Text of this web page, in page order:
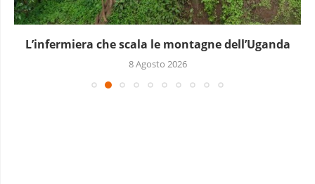
L’infermiera che scala le montagne dell’Uganda
8 Agosto 2026